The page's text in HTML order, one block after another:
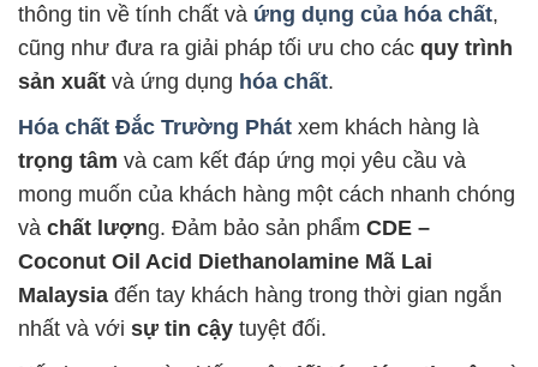
thông tin về tính chất và ứng dụng của hóa chất,
cũng như đưa ra giải pháp tối ưu cho các quy trình
sản xuất và ứng dụng hóa chất.
Hóa chất Đắc Trường Phát xem khách hàng là
trọng tâm và cam kết đáp ứng mọi yêu cầu và
mong muốn của khách hàng một cách nhanh chóng
và chất lượng. Đảm bảo sản phẩm CDE –
Coconut Oil Acid Diethanolamine Mã Lai
Malaysia đến tay khách hàng trong thời gian ngắn
nhất và với sự tin cậy tuyệt đối.